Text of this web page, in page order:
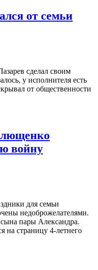
от семьи
сделал своим
у исполнителя есть
от общественности
войну
для семьи
недоброжелателями.
пары Александра.
на страницу 4-летнего